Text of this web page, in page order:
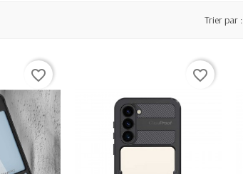
Trier par :
favorite_border favorite_border